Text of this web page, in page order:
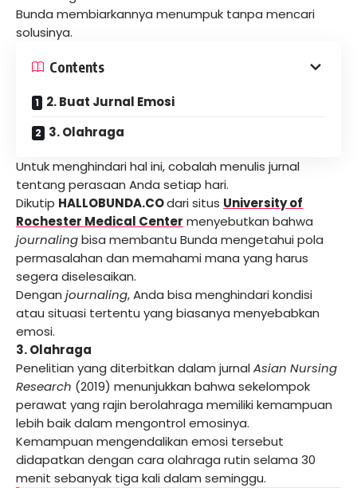
Bunda membiarkannya menumpuk tanpa mencari
solusinya.
Contents
2. Buat Jurnal Emosi
3. Olahraga
Untuk menghindari hal ini, cobalah menulis jurnal
tentang perasaan Anda setiap hari.
Dikutip HALLOBUNDA.COdari situs University of
Rochester Medical Center menyebutkan bahwa
journalingbisa membantu Bunda mengetahui pola
permasalahan dan memahami mana yang harus
segera diselesaikan.
Dengan journaling, Anda bisa menghindari kondisi
atau situasi tertentu yang biasanya menyebabkan
emosi.
3. Olahraga
Penelitian yang diterbitkan dalam jurnalAsian Nursing
Research (2019) menunjukkan bahwa sekelompok
perawat yang rajin berolahraga memiliki kemampuan
lebih baik dalam mengontrol emosinya.
Kemampuan mengendalikan emosi tersebut
didapatkan dengan cara olahraga rutin selama 30
menit sebanyak tiga kali dalam seminggu.